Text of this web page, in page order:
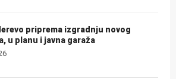
priprema izgradnju novog
u planu i javna garaža